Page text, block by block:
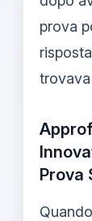
prova
Prova